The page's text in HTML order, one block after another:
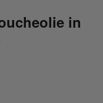
in